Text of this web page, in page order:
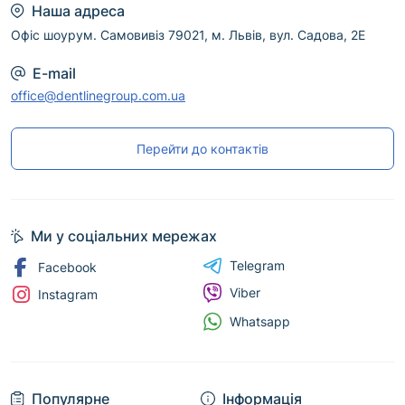
Наша адреса
Офіс шоурум. Самовивіз 79021, м. Львів, вул. Садова, 2Е
E-mail
office@dentlinegroup.com.ua
Перейти до контактів
Популярне Інформація
Ми у соціальних мережах
Facebook
Instagram
Telegram
Viber
Whatsapp